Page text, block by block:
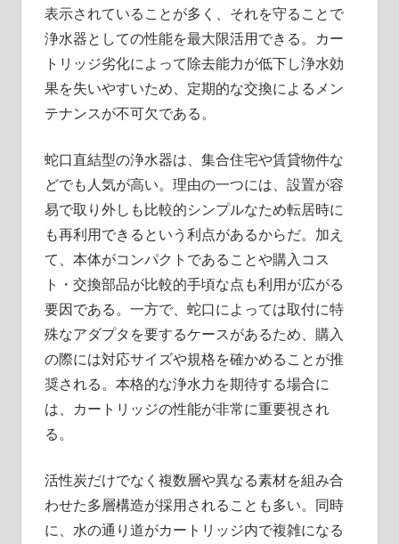
表示されていることが多く、それを守ることで
浄水器としての性能を最大限活用できる。カー
トリッジ劣化によって除去能力が低下し浄水効
果を失いやすいため、定期的な交換によるメン
テナンスが不可欠である。
蛇口直結型の浄水器は、集合住宅や賃貸物件な
どでも人気が高い。理由の一つには、設置が容
易で取り外しも比較的シンプルなため転居時に
も再利用できるという利点があるからだ。加え
て、本体がコンパクトであることや購入コス
ト・交換部品が比較的手頃な点も利用が広がる
要因である。一方で、蛇口によっては取付に特
殊なアダプタを要するケースがあるため、購入
の際には対応サイズや規格を確かめることが推
奨される。本格的な浄水力を期待する場合に
は、カートリッジの性能が非常に重要視され
る。
活性炭だけでなく複数層や異なる素材を組み合
わせた多層構造が採用されることも多い。同時
に、水の通り道がカートリッジ内で複雑になる